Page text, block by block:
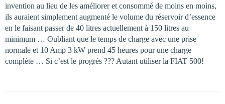
invention au lieu de les améliorer et consommé de moins en moins,
ils auraient simplement augmenté le volume du réservoir d’essence
en le faisant passer de 40 litres actuellement à 150 litres au
minimum … Oubliant que le temps de charge avec une prise
normale et 10 Amp 3 kW prend 45 heures pour une charge
complète … Si c’est le progrès ??? Autant utiliser la FIAT 500!